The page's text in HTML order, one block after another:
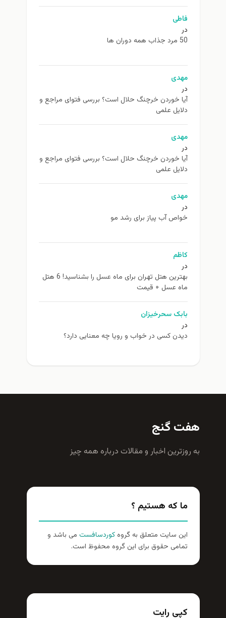
فاطی
در
50 مرد جذاب همه دوران ها
مهدی
در
آیا خوردن خرچنگ حلال است؟ بررسی فتوای مراجع و
دلایل علمی
مهدی
در
آیا خوردن خرچنگ حلال است؟ بررسی فتوای مراجع و
دلایل علمی
مهدی
در
خواص آب پیاز برای رشد مو
کاظم
در
بهترین هتل تهران برای ماه عسل را بشناسید! 6 هتل
ماه عسل + قیمت
بابک سحرخیزان
در
دیدن کسی در خواب و رویا چه معنایی دارد؟
هفت گنج
به روزترين اخبار و مقالات درباره همه چيز
ما که هستیم ؟
این سایت متعلق به گروهکوردسافست می باشد و
تمامی حقوق برای این گروه محفوظ است.
کپی رایت